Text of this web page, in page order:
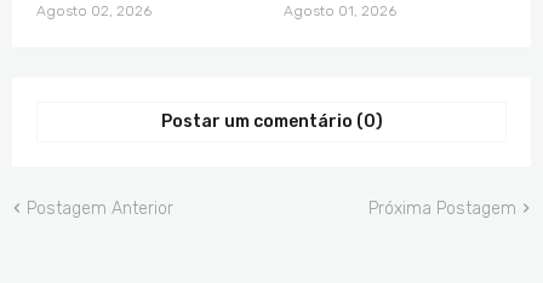
Agosto 02, 2026 Agosto 01, 2026
Postar um comentário (0)
Postagem Anterior Próxima Postagem